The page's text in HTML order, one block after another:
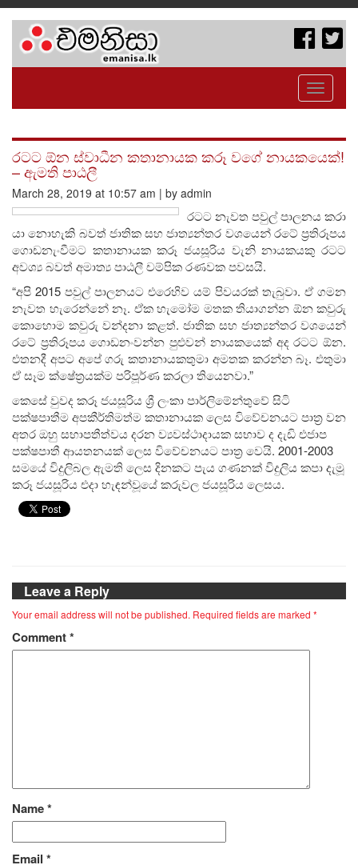
Toggle
රටට ඕන ස්වාධීන කතානායක කරූ වගේ නායකයෙක්!
– ඇමති පාඨලී
March 28, 2019 at 10:57 am | by admin
රටට නැවත පවුල් පාලනය කරා
යා නොහැකි බවත් ජාතික සහ ජාත්‍යන්තර වශයෙන් රටේ ප්‍රතිරූපය
ගොඩනැංවීමට කතානායක කරූ ජයසූරිය වැනි නායකයකු රටට
අවශ්‍ය බවත් අමාත්‍ය පාඨලී චම්පික රණවක පවසයි.
“අපි 2015 පවුල් පාලනයට එරෙහිව යම් පිවයරක් තැබුවා. ඒ ගමන
නැවත හැරෙන්නේ නෑ. ඒක හැමෝම මතක තියාගන්න ඕන කවුරු
කොහොම කවුරු වන්දනා කළත්. ජාතික සහ ජාත්‍යන්තර වශයෙන්
රටේ ප්‍රතිරූපය ගොඩනංවන්න පුළුවන් නායකයෙක් අද රටට ඕන.
එතනදී අපට අපේ ගරු කතානායකතුමා අමතක කරන්න බෑ. එතුමා
ඒ සෑම ක්ෂේත්‍රයක්ම පරිපූර්ණ කරලා තියෙනවා.”
කෙසේ වුවද කරූ ජයසූරිය ශ්‍රී ලංකා පාර්ලිමේන්තුවේ සිටි
පක්ෂපාතීම අපකීර්තිමත්ම කතානායක ලෙස විවේචනයට පාත්‍ර වන
අතර ඔහු සභාපතීත්වය දරන ව්‍යවස්ථාදායක සභාව ද දැඩි එජාප
පක්ෂපාතී ආයතනයක් ලෙස විවේචනයට පාත්‍ර වෙයි. 2001-2003
සමයේ විදුලිබල ඇමති ලෙස දිනකට පැය ගණනක් විදුලිය කපා දැමූ
කරූ ජයසූරිය එදා හැඳන්වූයේ කරුවල ජයසූරිය ලෙසය.
Leave a Reply
Your email address will not be published. Required fields are marked *
Comment*
Name*
Email *